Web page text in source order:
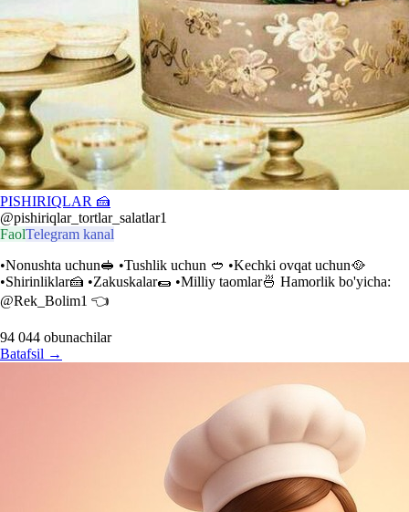
PISHIRIQLAR 🍰
@pishiriqlar_tortlar_salatlar1
FaolTelegram kanal
•Nonushta uchun🥪 •Tushlik uchun 🥙 •Kechki ovqat uchun🥘
•Shirinliklar🍰 •Zakuskalar🌯 •Milliy taomlar🍜 Hamorlik bo'yicha:
@Rek_Bolim1 👈
94 044 obunachilar
Batafsil →